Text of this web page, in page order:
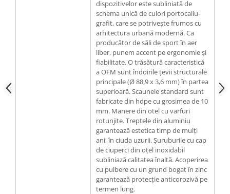
dispozitivelor este subliniată de
schema unică de culori portocaliu-
grafit, care se potrivește frumos cu
arhitectura urbană modernă. Ca
producător de săli de sport în aer
liber, punem accent pe ergonomie și
fiabilitate. O trăsătură caracteristică
a OFM sunt îndoirile țevii structurale
principale (Ø 88,9 x 3,6 mm) în partea
superioară. Scaunele standard sunt
fabricate din hdpe cu grosimea de 10
mm. Manere din otel cu varfuri
rotunjite. Treptele din aluminiu
garantează estetica timp de mulți
ani, în ciuda uzurii. Șuruburile cu cap
de ciuperci din oțel inoxidabil
subliniază calitatea înaltă. Acoperirea
cu pulbere cu un grund bogat în zinc
garantează protecție anticorozivă pe
termen lung.